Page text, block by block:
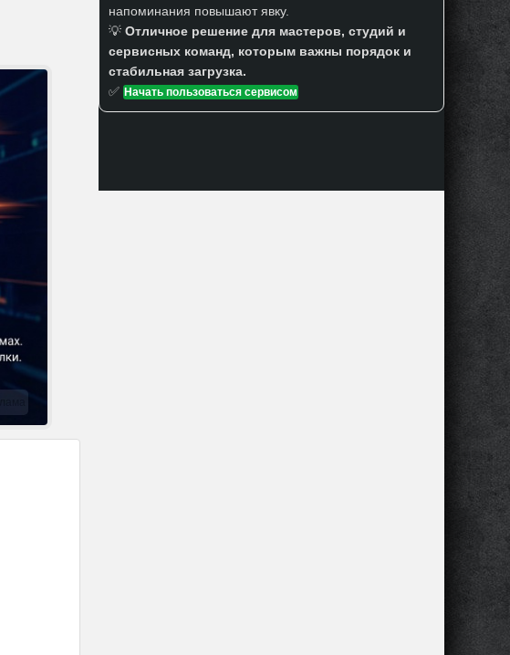
напоминания повышают явку.
💡 Отличное решение для мастеров, студий и
сервисных команд, которым важны порядок и
стабильная загрузка.
✅ Начать пользоваться сервисом